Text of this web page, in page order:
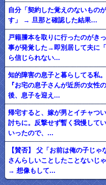
自分「契約した覚えのないもの
す」 → 旦那と確認した結果…
戸籍謄本を取りに行ったのがき
事が発覚した→即別居して夫に
ら信じられない...
知的障害の息子と暮らしてる私
『お宅の息子さんが近所の女性
後、息子を迎え...
帰宅すると、嫁が男とイチャつ
討ちに。反撃せず暫く我慢して
いったので、...
【賛否】 父「お前は俺の子じ
さんらしいことしたことないじ
→ 想像もして...